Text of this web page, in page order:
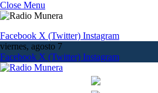
Close Menu
Facebook X (Twitter) Instagram
viernes, agosto 7
Facebook X (Twitter) Instagram